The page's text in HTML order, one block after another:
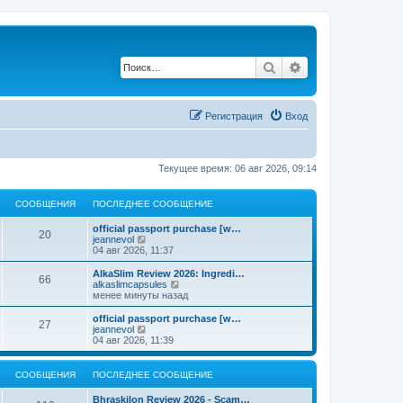
Поиск
Вход
Регистрация
Текущее время: 06 авг 2026, 09:14
СООБЩЕНИЯ ПОСЛЕДНЕЕ СООБЩЕНИЕ
20
official passport purchase [w…
jeannevol
е
р
е
й
т
п
о
с
л
д
н
е
04 авг 2026, 11:37
66
AlkaSlim Review 2026: Ingredi…
alkaslimcapsules
е
р
е
к
п
о
с
менее минуты назад
27
official passport purchase [w…
jeannevol
е
р
е
й
04 авг 2026, 11:39
СООБЩЕНИЯ ПОСЛЕДНЕЕ СООБЩЕНИЕ
Bhraskilon Review 2026 - Scam…